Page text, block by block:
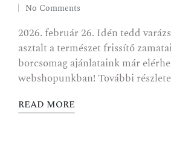
No Comments
2026. február 26. Idén tedd
asztalt a természet frissítő
borcsomag ajánlataink már
webshopunkban! További
READ MORE